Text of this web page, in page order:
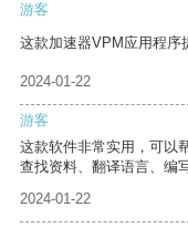
游客
这款加速器VPM应用程序
2024-01-22
游客
这款软件非常实用，可以
查找资料、翻译语言、编
2024-01-22